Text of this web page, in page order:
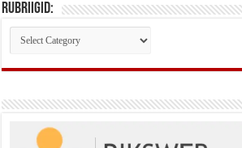
Rubriigid:
Rubriigid: